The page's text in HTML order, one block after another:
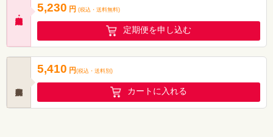
5,230 円 (税込・ 送料無料)
定期便を申し込む
5,410 円(税込 ・ 送料別 )
カートに入れる